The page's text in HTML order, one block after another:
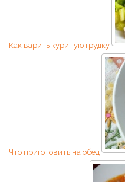
Как варить куриную грудку
Что приготовить на обед